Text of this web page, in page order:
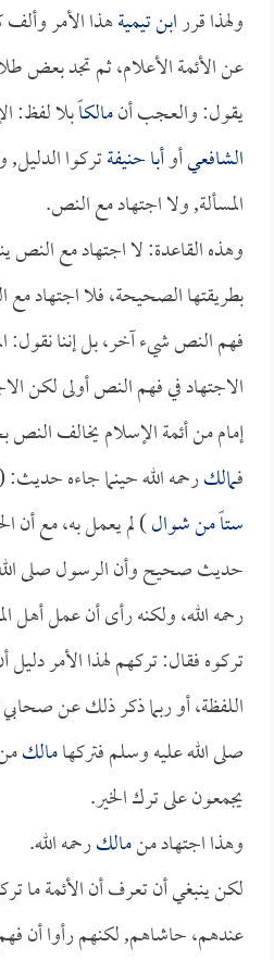
ولهذا قررابن تيميةهذا الأمر وألف
عن الأئمة الأعلام، ثم تجد بعض
يقول: والعجب أنمالكاًبلا لفظ:
الشافعيأوأبا حنيفةتركوا
المسألة, ولا اجتهاد مع النص.
وهذه القاعدة: لا اجتهاد مع النص
بطريقتها الصحيحة، فلا اجتهاد
فهم النص شيء آخر، بل إننا نقول:
الاجتهاد في فهم النص أولى لكن
إمام من أئمة الإسلام يخالف النص
فـمالكرحمه الله حينما جاءه
ستاً من شوال) لم يعمل به، مع أن
حديث صحيح وأن الرسول صلى
رحمه الله، ولكنه رأى أن عمل أهل
تركوه فقال: تركهم لهذا الأمر
اللفظة، أو ربما ذكر ذلك عن صحابي
صلى الله عليه وسلم فتركهامالك
يجمعون على ترك الخير.
وهذا اجتهاد منمالكرحمه الله.
لكن ينبغي أن تعرف أن الأئمة ما
عندهم، حاشاهم, لكنهم رأوا أن